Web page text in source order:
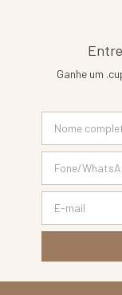
Ganhe um